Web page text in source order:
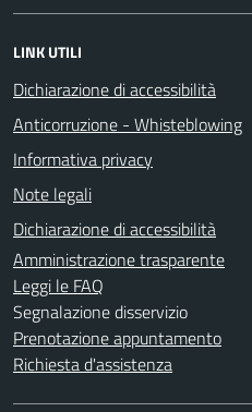
LINK UTILI
Dichiarazione di accessibilità
Anticorruzione - Whisteblowing
Informativa privacy
Note legali
Dichiarazione di accessibilità
Amministrazione trasparente
Leggi le FAQ
Segnalazione disservizio
Prenotazione appuntamento
Richiesta d'assistenza